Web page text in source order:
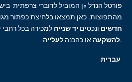
פורטל הנדל »ן המוביל לדוברי צרפתית
מהתפוצות. כאן תמצאו בלחיצת כפתור
חדשים ונכסים יד שנייה למכירה בכל רחבי
להשקעה או כהכנה לעלייה .